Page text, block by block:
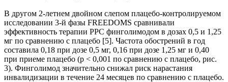
В другом 2-летнем двойном слепом плацебо-контролируемом
исследовании 3-й фазы FREEDOMS сравнивали
эффективность терапии РРС финголимодом в дозах 0,5 и 1,25
мг по сравнению с плацебо [5]. Частота обострений в год
составила 0,18 при дозе 0,5 мг, 0,16 при дозе 1,25 мг и 0,40
при приеме плацебо (р < 0,001 по сравнению с плацебо, рис.
3). Финголимод значительно снижал риск нарастания
инвалидизации в течение 24 месяцев по сравнению с плацебо.